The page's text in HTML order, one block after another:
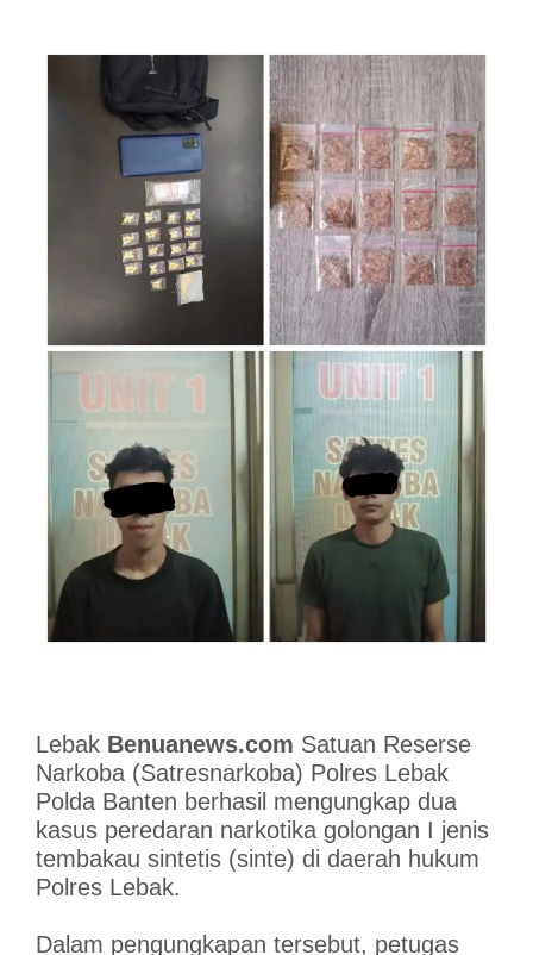
Lebak Benuanews.com Satuan Reserse
Narkoba (Satresnarkoba) Polres Lebak
Polda Banten berhasil mengungkap dua
kasus peredaran narkotika golongan I jenis
tembakau sintetis (sinte) di daerah hukum
Polres Lebak.
Dalam pengungkapan tersebut, petugas